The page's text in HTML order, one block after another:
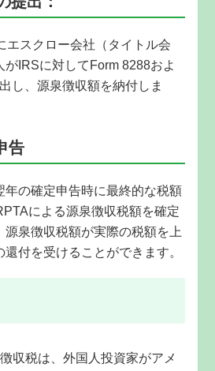
エスクロー会社（タイトル会
がIRSに対してForm 8288およ
し、源泉徴収額を納付しま
告
年の確定申告時に最終的な税額
による源泉徴収税額を確定
源泉徴収税額が実際の税額を上
付を受けることができます。
収税は、外国人投資家がアメ